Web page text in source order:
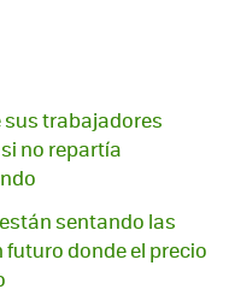
sus trabajadores
no repartía
sentando las
donde el precio